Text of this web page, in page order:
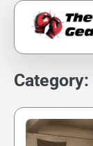
Skip
Category: